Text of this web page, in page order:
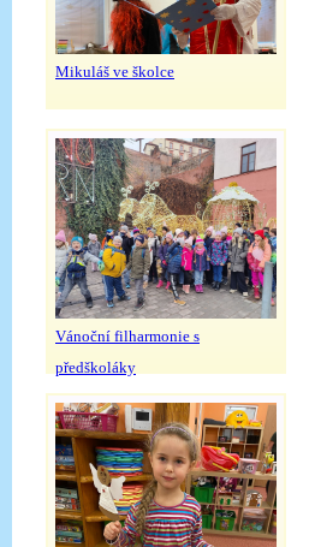
Mikuláš ve školce
Vánoční filharmonie s
předškoláky